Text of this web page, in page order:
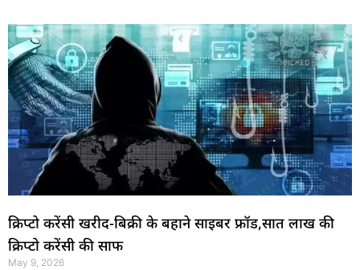
क्रिप्टो करेंसी खरीद-बिक्री के बहाने साइबर फ्रॉड,सात लाख की
क्रिप्टो करेंसी की साफ
May 9, 2026